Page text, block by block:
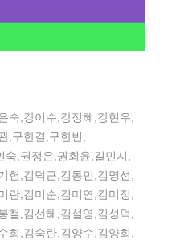
숙,강이수,강정혜,강현우,
,구한결,구한빈,
,권정은,권회윤,길민지,
헌,김덕근,김동민,김명선,
란,김미순,김미연,김미정,
철,김선혜,김설영,김성덕,
희,김숙란,김양수,김양희,